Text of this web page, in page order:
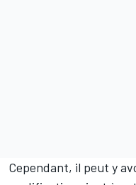
Cependant, il peut y